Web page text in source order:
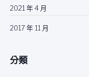
2021 年 4 月
2017 年 11 月
分類